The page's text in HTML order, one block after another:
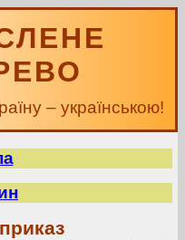
– українською!